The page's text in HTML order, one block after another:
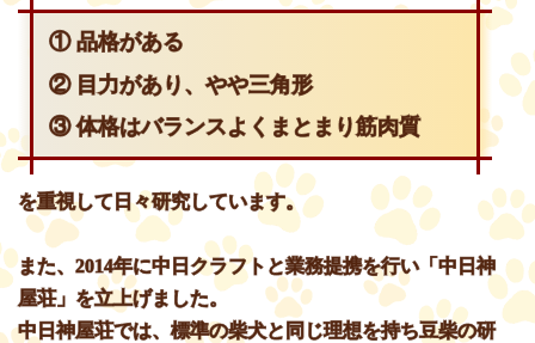
① 品格がある
② 目力があり、やや三角形
③ 体格はバランスよくまとまり筋肉質
を重視して日々研究しています。
また、2014年に中日クラフトと業務提携を行い「中日神
屋荘」を立上げました。
中日神屋荘では、標準の柴犬と同じ理想を持ち豆柴の研